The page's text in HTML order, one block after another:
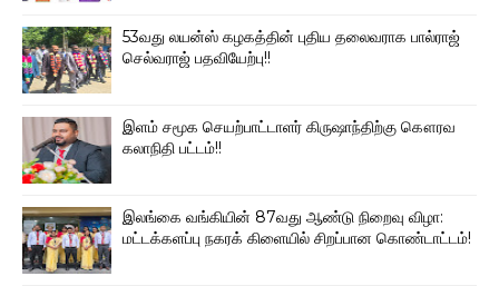
53வது லயன்ஸ் கழகத்தின் புதிய தலைவராக பால்ராஜ்
செல்வராஜ் பதவியேற்பு!!
இளம் சமூக செயற்பாட்டாளர் கிருஷாந்திற்கு கௌரவ
கலாநிதி பட்டம்!!
இலங்கை வங்கியின் 87வது ஆண்டு நிறைவு விழா:
மட்டக்களப்பு நகரக் கிளையில் சிறப்பான கொண்டாட்டம்!